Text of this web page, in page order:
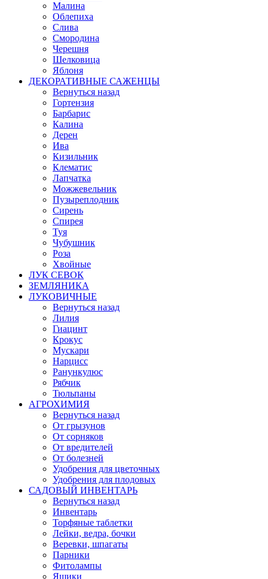
Малина
Облепиха
Слива
Смородина
Черешня
Шелковица
Яблоня
ДЕКОРАТИВНЫЕ САЖЕНЦЫ
Вернуться назад
Гортензия
Барбарис
Калина
Дерен
Ива
Кизильник
Клематис
Лапчатка
Можжевельник
Пузыреплодник
Сирень
Спирея
Туя
Чубушник
Роза
Хвойные
ЛУК СЕВОК
ЗЕМЛЯНИКА
ЛУКОВИЧНЫЕ
Вернуться назад
Лилия
Гиацинт
Крокус
Мускари
Нарцисс
Ранункулюс
Рябчик
Тюльпаны
АГРОХИМИЯ
Вернуться назад
От грызунов
От сорняков
От вредителей
От болезней
Удобрения для цветочных
Удобрения для плодовых
САДОВЫЙ ИНВЕНТАРЬ
Вернуться назад
Инвентарь
Торфяные таблетки
Лейки, ведра, бочки
Веревки, шпагаты
Парники
Фитолампы
Ящики